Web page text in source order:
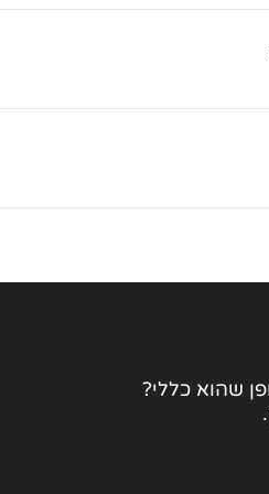
אנחנו מתחילים ללמוד ממש
גם במהלך היום (בבית,
המשך בלימודי מיינדפולנס
מיינדפולנס מתקדמים
מגיעים לקבוצות באופן קבוע
שהוא כללי?